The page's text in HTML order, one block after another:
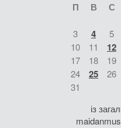
П В С
3 4 5
10
11 12
17
18 19
24
25 26
31
із